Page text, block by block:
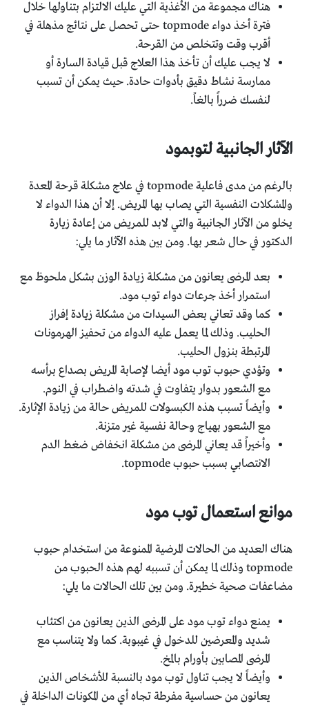
هناك مجموعة من الأغذية التي عليك الالتزام بتناولها خلال
فترة أخذ دواء topmode حتى تحصل على نتائج مذهلة في
أقرب وقت وتتخلص من القرحة.
لا يجب عليك أن تأخذ هذا العلاج قبل قيادة السارة أو
ممارسة نشاط دقيق بأدوات حادة. حيث يمكن أن تسبب
لنفسك ضرراً بالغاً.
الآثار الجانبية لتوبمود
بالرغم من مدى فاعلية topmode في علاج مشكلة قرحة المعدة
والمشكلات النفسية التي يصاب بها المريض. إلا أن هذا الدواء لا
يخلو من الآثار الجانبية والتي لابد للمريض من إعادة زيارة
الدكتور في حال شعر بها. ومن بين هذه الآثار ما يلي:
بعد المرضى يعانون من مشكلة زيادة الوزن بشكل ملحوظ مع
استمرار أخذ جرعات دواء توب مود.
كما وقد تعاني بعض السيدات من مشكلة زيادة إفراز
الحليب. وذلك لما يعمل عليه الدواء من تحفيز الهرمونات
المرتبطة بنزول الحليب.
وتؤدي حبوب توب مود أيضا لإصابة المريض بصداع برأسه
مع الشعور بدوار يتفاوت في شدته واضطراب في النوم.
وأيضاً تسبب هذه الكبسولات للمريض حالة من زيادة الإثارة.
مع الشعور بهياج وحالة نفسية غير متزنة.
وأخيراً قد يعاني المرضى من مشكلة انخفاض ضغط الدم
الانتصابي بسبب حبوب topmode.
موانع استعمال توب مود
هناك العديد من الحالات المرضية الممنوعة من استخدام حبوب
topmode وذلك لما يمكن أن تسببه لهم هذه الحبوب من
مضاعفات صحية خطيرة. ومن بين تلك الحالات ما يلي:
يمنع دواء توب مود على المرضى الذين يعانون من اكتئاب
شديد والمعرضين للدخول في غيبوبة. كما ولا يتناسب مع
المرضى المصابين بأورام بالمخ.
وأيضاً لا يجب تناول توب مود بالنسبة للأشخاص الذين
يعانون من حساسية مفرطة تجاه أي من المكونات الداخلة في